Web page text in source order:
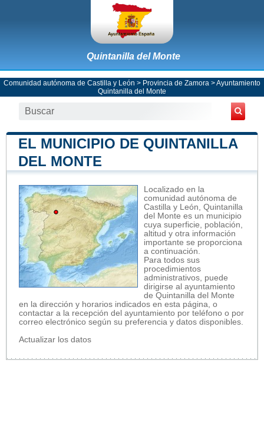
Quintanilla del Monte
Comunidad autónoma de Castilla y León > Provincia de Zamora >Ayuntamiento
Quintanilla del Monte
EL MUNICIPIO DE QUINTANILLA
DEL MONTE
Localizado en la
comunidad autónoma de
Castilla y León, Quintanilla
del Monte es un municipio
cuya superficie, población,
altitud y otra información
importante se proporciona
a continuación.
Para todos sus
procedimientos
administrativos, puede
dirigirse al ayuntamiento
de Quintanilla del Monte
en la dirección y horarios indicados en esta página, o
contactar a la recepción del ayuntamiento por teléfono o por
correo electrónico según su preferencia y datos disponibles.
Actualizar los datos